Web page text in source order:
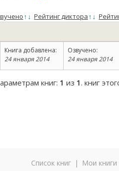
↑ ↓ Рейтинг диктора↑ ↓
Книга добавлена:
24 января 2014
Озвучено:
24 января 2014
книг: 1 из 1. книг
Список книг | Мои книги